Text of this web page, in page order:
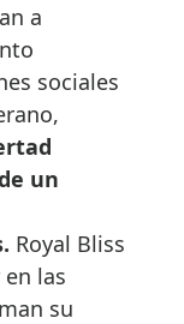
a
sociales
un
Royal Bliss
las
su